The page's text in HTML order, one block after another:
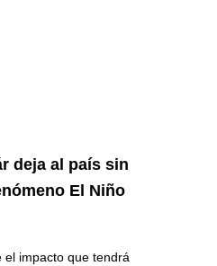
deja al país sin
El Niño
el impacto que tendrá